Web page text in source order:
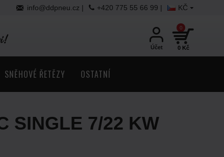
KČ
info@ddpneu.cz | +420 775 55 66 99 |
Účet 0 Kč
0
SNĚHOVÉ ŘETĚZY OSTATNÍ
SINGLE 7/22 KW